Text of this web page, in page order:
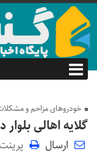
خودروهای مزاحم و
گلایه اهالی
ارسال پرینت